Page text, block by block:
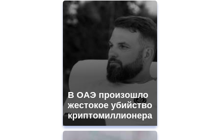
В ОАЭ произошло
жестокое убийство
криптомиллионера